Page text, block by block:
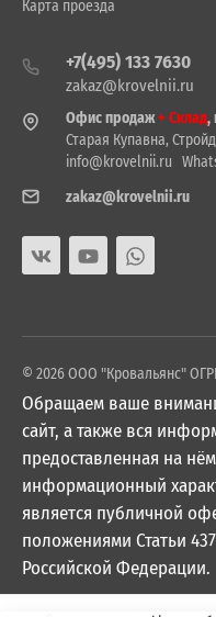
Карта проезда
+7(495) 133 7630
zakaz@krovelnii.ru
Офис продаж+ Склад,
Старая Купавна,
info@krovelnii.ru
zakaz@krovelnii.ru
© 2026 ООО "Кровальянс"
Обращаем ваше
сайт, а также вся
предоставленная на
информационный
является публичной
положениями Статьи
Российской Федерации.